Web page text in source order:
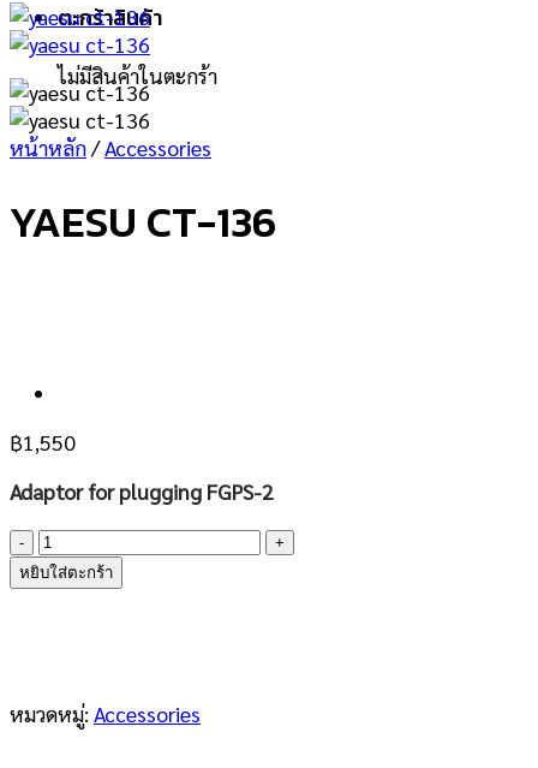
ตะกร้าสินค้า
ไม่มีสินค้าในตะกร้า
หน้าหลัก/Accessories
YAESU CT-136
฿1,550
Adaptor for plugging FGPS-2
จำนวน
YAESU
CT-
หยิบใส่ตะกร้า
หมวดหมู่: Accessories